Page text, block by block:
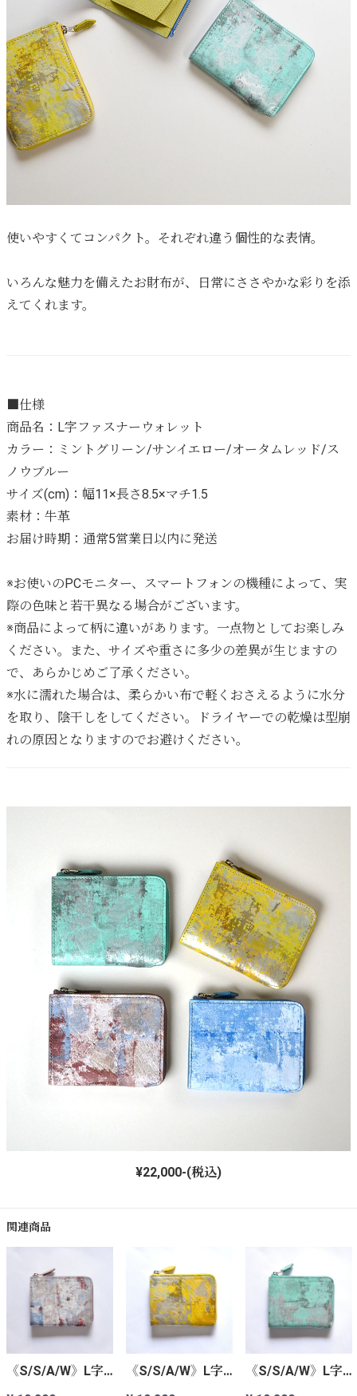
使いやすくてコンパクト。それぞれ違う個性的な表情。
いろんな魅力を備えたお財布が、日常にささやかな彩りを添
えてくれます。
■仕様
商品名：L字ファスナーウォレット
カラー：ミントグリーン/サンイエロー/オータムレッド/ス
ノウブルー
サイズ(cm)：幅11×長さ8.5×マチ1.5
素材：牛革
お届け時期：通常5営業日以内に発送
※お使いのPCモニター、スマートフォンの機種によって、実
際の色味と若干異なる場合がございます。
※商品によって柄に違いがあります。一点物としてお楽しみ
ください。また、サイズや重さに多少の差異が生じますの
で、あらかじめご了承ください。
※水に濡れた場合は、柔らかい布で軽くおさえるように水分
を取り、陰干しをしてください。ドライヤーでの乾燥は型崩
れの原因となりますのでお避けください。
¥22,000-(税込)
関連商品
《S/S/A/W》L字ファスナーウォレット＜オータムレッド>
《S/S/A/W》L字ファスナーウォレット＜サンイエロー>
《S/S/A/W》L字ファスナーウォレット＜ミントグリーン>